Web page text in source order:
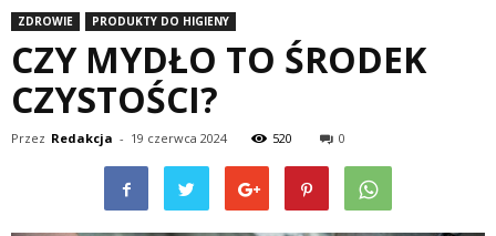
ZDROWIE PRODUKTY DO HIGIENY
CZY MYDŁO TO ŚRODEK
CZYSTOŚCI?
Przez Redakcja - 19 czerwca 2024 520 0